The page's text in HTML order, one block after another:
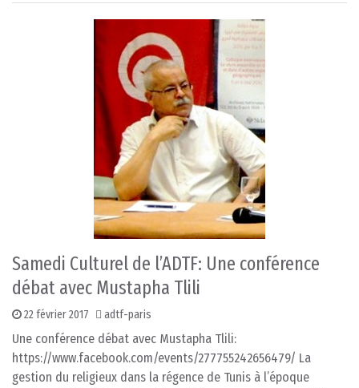
Samedi Culturel de l’ADTF: Une conférence
débat avec Mustapha Tlili
22 février 2017 adtf-paris
Une conférence débat avec Mustapha Tlili:
https://www.facebook.com/events/277755242656479/ La
gestion du religieux dans la régence de Tunis à l’époque